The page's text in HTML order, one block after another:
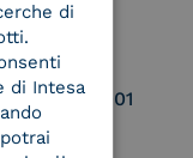
EN ISO 27001
di
di Intesa